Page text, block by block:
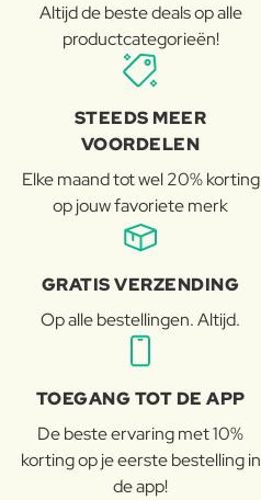
Altijd de beste deals op alle
productcategorieën!
STEEDS MEER
VOORDELEN
Elke maand tot wel 20% korting
op jouw favoriete merk
GRATIS VERZENDING
Op alle bestellingen. Altijd.
TOEGANG TOT DE APP
De beste ervaring met 10%
korting op je eerste bestelling in
de app!